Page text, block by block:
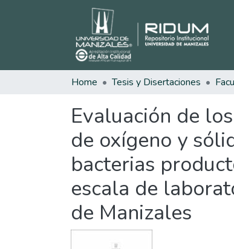
Home Tesis y Disertaciones
Evaluación de
de oxígeno y
bacterias
escala de
de Manizales